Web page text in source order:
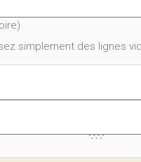
simplement des lignes